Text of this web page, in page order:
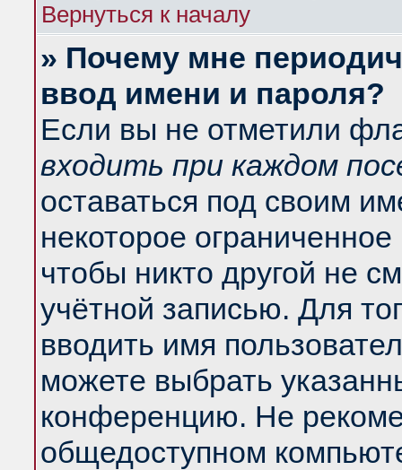
Вернуться к началу
» Почему мне
ввод имени и пароля?
Если вы не отметили
входить при каждом
оставаться под своим
некоторое
чтобы никто другой не
учётной записью. Для
вводить имя
можете выбрать
конференцию. Не
общедоступном